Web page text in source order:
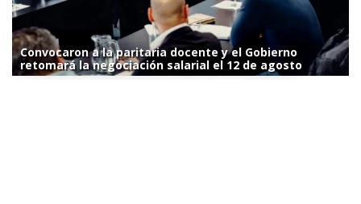
Convocaron a la paritaria docente y el Gobierno
retomará la negociación salarial el 12 de agosto